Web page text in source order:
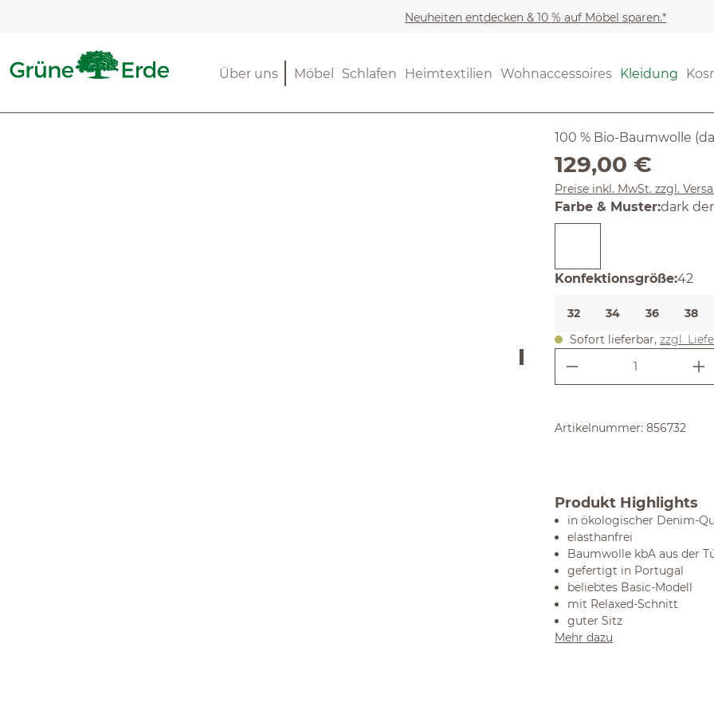
Neuheiten entdecken & 10 % auf Möbel sparen.*
Möbel Schlafen Heimtextilien Wohnaccessoires Kleidung
Über uns (4.32) 28
100 % Bio-Baumwolle
Regulärer Preis:
129,00 €
Preise inkl. MwSt. zzgl.
Farbe & Muster:dark
Konfektionsgröße:42
32 34 36 38
Sofort lieferbar, zzgl.
Produkt
Artikelnummer: 856732
Produkt Highlights
in ökologischer Denim-
elasthanfrei
Baumwolle kbA aus der
gefertigt in Portugal
beliebtes Basic-Modell
mit Relaxed-Schnitt
guter Sitz
Mehr dazu